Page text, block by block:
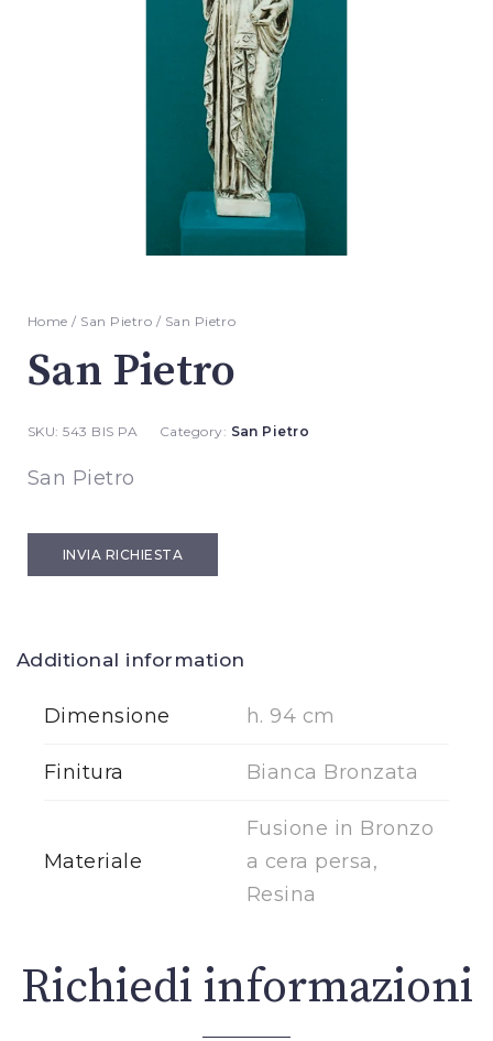
Home / San Pietro / San Pietro
San Pietro
SKU:543 BIS PA Category: San Pietro
San Pietro
INVIA RICHIESTA
Additional information
Dimensione h. 94 cm
Finitura Bianca Bronzata
Materiale
Fusione in Bronzo
a cera persa,
Resina
Richiedi informazioni